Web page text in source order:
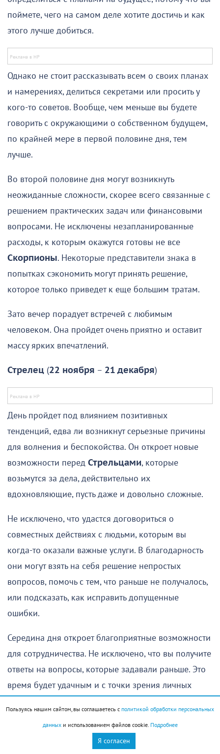
поймете, чего на самом деле хотите достичь и как
этого лучше добиться.
Однако не стоит рассказывать всем о своих планах
и намерениях, делиться секретами или просить у
кого-то советов. Вообще, чем меньше вы будете
говорить с окружающими о собственном будущем,
по крайней мере в первой половине дня, тем
лучше.
Во второй половине дня могут возникнуть
неожиданные сложности, скорее всего связанные с
решением практических задач или финансовыми
вопросами. Не исключены незапланированные
расходы, к которым окажутся готовы не все
Скорпионы. Некоторые представители знака в
попытках сэкономить могут принять решение,
которое только приведет к еще большим тратам.
Зато вечер порадует встречей с любимым
человеком. Она пройдет очень приятно и оставит
массу ярких впечатлений.
Стрелец (22 ноября – 21 декабря)
День пройдет под влиянием позитивных
тенденций, едва ли возникнут серьезные причины
для волнения и беспокойства. Он откроет новые
возможности перед Стрельцами, которые
возьмутся за дела, действительно их
вдохновляющие, пусть даже и довольно сложные.
Не исключено, что удастся договориться о
совместных действиях с людьми, которым вы
когда-то оказали важные услуги. В благодарность
они могут взять на себя решение непростых
вопросов, помочь с тем, что раньше не получалось,
или подсказать, как исправить допущенные
ошибки.
Середина дня откроет благоприятные возможности
для сотрудничества. Не исключено, что вы получите
ответы на вопросы, которые задавали раньше. Это
время будет удачным и с точки зрения личных
напомнит о себе человек, по которому вы скучали.
Если между вами раньше возникали разногласия,
Пользуясь нашим сайтом, вы соглашаетесь с политикой обработки персональных
данныхи использованием файлов cookie. Подробнее
Я согласен